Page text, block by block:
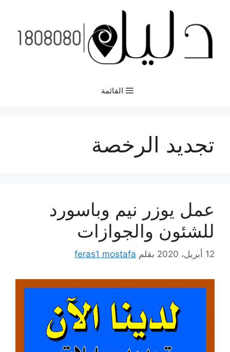
المحتوى
القائمة
تجديد الرخصة
عمل يوزر نيم وباسورد
للشئون والجوازات
12 أبريل، 2020 بقلم feras1 mostafa